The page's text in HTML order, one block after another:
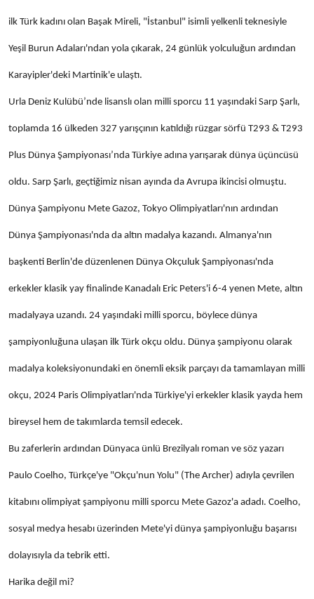
ilk Türk kadını olan Başak Mireli, "İstanbul" isimli yelkenli teknesiyle
Yeşil Burun Adaları'ndan yola çıkarak, 24 günlük yolculuğun ardından
Karayipler'deki Martinik'e ulaştı.
Urla Deniz Kulübü’nde lisanslı olan milli sporcu 11 yaşındaki Sarp Şarlı,
toplamda 16 ülkeden 327 yarışçının katıldığı rüzgar sörfü T293 & T293
Plus Dünya Şampiyonası’nda Türkiye adına yarışarak dünya üçüncüsü
oldu. Sarp Şarlı, geçtiğimiz nisan ayında da Avrupa ikincisi olmuştu.
Dünya Şampiyonu Mete Gazoz, Tokyo Olimpiyatları'nın ardından
Dünya Şampiyonası'nda da altın madalya kazandı. Almanya'nın
başkenti Berlin'de düzenlenen Dünya Okçuluk Şampiyonası'nda
erkekler klasik yay finalinde Kanadalı Eric Peters'i 6-4 yenen Mete, altın
madalyaya uzandı. 24 yaşındaki milli sporcu, böylece dünya
şampiyonluğuna ulaşan ilk Türk okçu oldu. Dünya şampiyonu olarak
madalya koleksiyonundaki en önemli eksik parçayı da tamamlayan milli
okçu, 2024 Paris Olimpiyatları'nda Türkiye'yi erkekler klasik yayda hem
bireysel hem de takımlarda temsil edecek.
Bu zaferlerin ardından Dünyaca ünlü Brezilyalı roman ve söz yazarı
Paulo Coelho, Türkçe'ye "Okçu'nun Yolu" (The Archer) adıyla çevrilen
kitabını olimpiyat şampiyonu milli sporcu Mete Gazoz'a adadı. Coelho,
sosyal medya hesabı üzerinden Mete'yi dünya şampiyonluğu başarısı
dolayısıyla da tebrik etti.
Harika değil mi?